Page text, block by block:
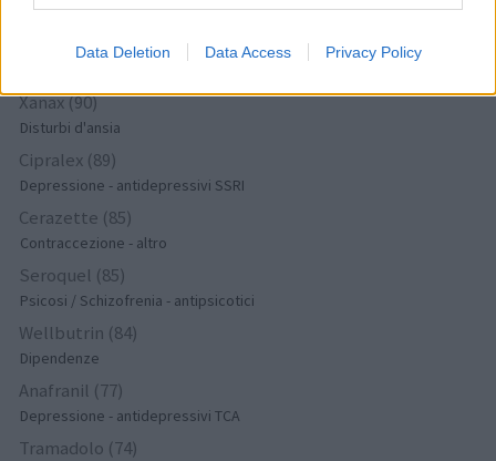
Data Deletion Data Access Privacy Policy
Epilessia
Levofloxacina (93)
Xanax (90)
Disturbi d'ansia
Cipralex (89)
Depressione - antidepressivi SSRI
Cerazette (85)
Contraccezione - altro
Seroquel (85)
Psicosi / Schizofrenia - antipsicotici
Wellbutrin (84)
Dipendenze
Anafranil (77)
Depressione - antidepressivi TCA
Tramadolo (74)